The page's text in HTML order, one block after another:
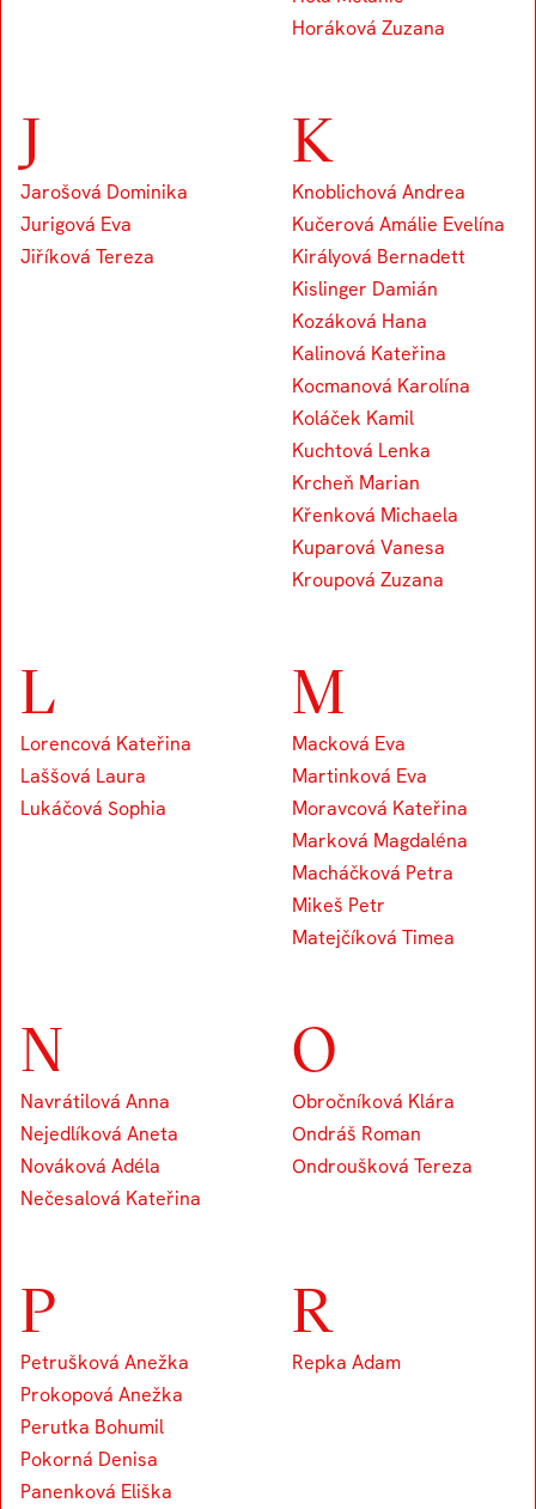
Horáková Zuzana
J
Jarošová Dominika
Jurigová Eva
Jiříková Tereza
K
Knoblichová Andrea
Kučerová Amálie Evelína
Királyová Bernadett
Kislinger Damián
Kozáková Hana
Kalinová Kateřina
Kocmanová Karolína
Koláček Kamil
Kuchtová Lenka
Krcheň Marian
Křenková Michaela
Kuparová Vanesa
Kroupová Zuzana
L
Lorencová Kateřina
Laššová Laura
Lukáčová Sophia
M
Macková Eva
Martinková Eva
Moravcová Kateřina
Marková Magdaléna
Macháčková Petra
Mikeš Petr
Matejčíková Timea
N
Navrátilová Anna
Nejedlíková Aneta
Nováková Adéla
Nečesalová Kateřina
O
Obročníková Klára
Ondráš Roman
Ondroušková Tereza
P
Petrušková Anežka
Prokopová Anežka
Perutka Bohumil
Pokorná Denisa
Panenková Eliška
R
Repka Adam